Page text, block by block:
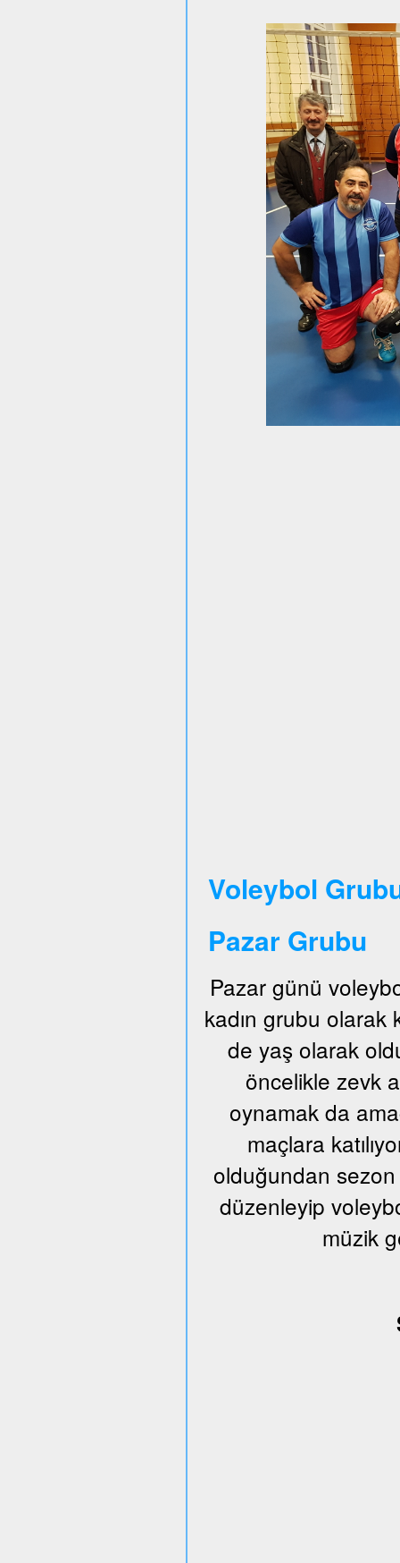
Voleybol
Pazar Grubu
Pazar günü
kadın grubu olarak
de yaş olarak
öncelikle zevk
oynamak da
maçlara
olduğundan
düzenleyip
müzik